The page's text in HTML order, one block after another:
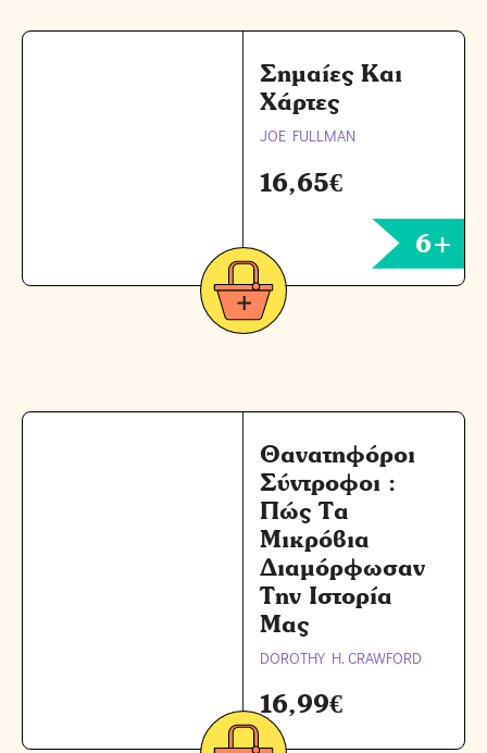
Σημαίες Και
Χάρτες
JOE FULLMAN
16,65€
6+
Θανατηφόροι
Σύντροφοι :
Πώς Τα
Μικρόβια
Διαμόρφωσαν
Την Ιστορία
Μας
DOROTHY H. CRAWFORD
16,99€